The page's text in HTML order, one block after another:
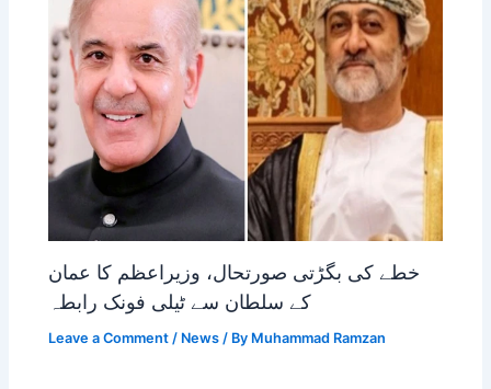
خطے کی بگڑتی صورتحال، وزیراعظم کا عمان
کے سلطان سے ٹیلی فونک رابطہ
Leave a Comment / News / By Muhammad Ramzan